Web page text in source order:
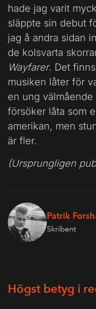
hade jag varit
släppte sin debut
jag å andra sidan
de kolsvarta
Wayfarer. Det
musiken låter för
en ung
försöker låta som
amerikan, men
är fler.
(Ursprungligen
Patrik
Skribent
Högst betyg i